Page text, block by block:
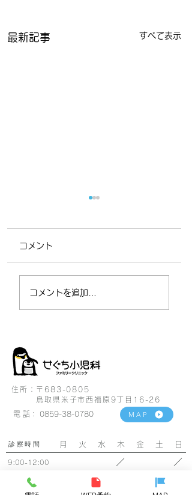
最新記事 すべて表示
コメント
コメントを追加…
住所：〒683-0805
鳥取県米子市西福原9丁目16-26
電 話： 0859-38-0780 MAP
診察時間 月 火 水 木 金 土 日
9:00-12:00 ／ ／
乳児健診・予防接種専用